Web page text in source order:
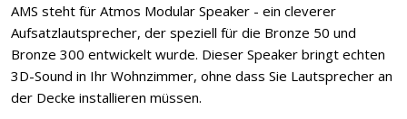
AMS steht für Atmos Modular Speaker - ein cleverer
Aufsatzlautsprecher, der speziell für die Bronze 50 und
Bronze 300 entwickelt wurde. Dieser Speaker bringt echten
3D-Sound in Ihr Wohnzimmer, ohne dass Sie Lautsprecher an
der Decke installieren müssen.